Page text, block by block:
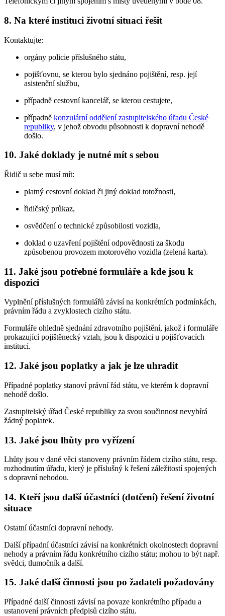
8. Na které instituci životní situaci řešit
Kontaktujte:
orgány policie příslušného státu,
pojišťovnu, se kterou bylo sjednáno pojištění, resp. její
asistenční službu,
případně cestovní kancelář, se kterou cestujete,
případně konzulární oddělení zastupitelského úřadu České
republiky, v jehož obvodu působnosti k dopravní nehodě
došlo.
10. Jaké doklady je nutné mít s sebou
Řidič u sebe musí mít:
platný cestovní doklad či jiný doklad totožnosti,
řidičský průkaz,
osvědčení o technické způsobilosti vozidla,
doklad o uzavření pojištění odpovědnosti za škodu
způsobenou provozem motorového vozidla (zelená karta).
11. Jaké jsou potřebné formuláře a kde jsou k
dispozici
Vyplnění příslušných formulářů závisí na konkrétních podmínkách,
právním řádu a zvyklostech cizího státu.
Formuláře ohledně sjednání zdravotního pojištění, jakož i formuláře
prokazující pojištěnecký vztah, jsou k dispozici u pojišťovacích
institucí.
12. Jaké jsou poplatky a jak je lze uhradit
Případné poplatky stanoví právní řád státu, ve kterém k dopravní
nehodě došlo.
Zastupitelský úřad České republiky za svou součinnost nevybírá
žádný poplatek.
13. Jaké jsou lhůty pro vyřízení
Lhůty jsou v dané věci stanoveny právním řádem cizího státu, resp.
rozhodnutím úřadu, který je příslušný k řešení záležitostí spojených
s dopravní nehodou.
14. Kteří jsou další účastníci (dotčení) řešení životní
situace
Ostatní účastníci dopravní nehody.
Další případní účastníci závisí na konkrétních okolnostech dopravní
nehody a právním řádu konkrétního cizího státu; mohou to být např.
svědci, tlumočník a další.
15. Jaké další činnosti jsou po žadateli požadovány
Případné další činnosti závisí na povaze konkrétního případu a
ustanovení právních předpisů cizího státu.